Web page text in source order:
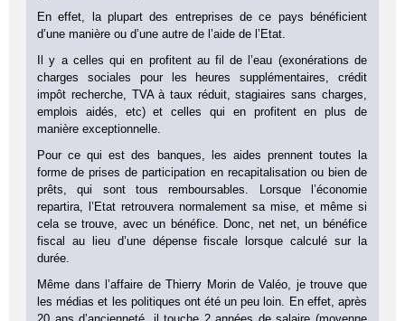
En effet, la plupart des entreprises de ce pays bénéficient
d’une manière ou d’une autre de l’aide de l’Etat.
Il y a celles qui en profitent au fil de l’eau (exonérations de
charges sociales pour les heures supplémentaires, crédit
impôt recherche, TVA à taux réduit, stagiaires sans charges,
emplois aidés, etc) et celles qui en profitent en plus de
manière exceptionnelle.
Pour ce qui est des banques, les aides prennent toutes la
forme de prises de participation en recapitalisation ou bien de
prêts, qui sont tous remboursables. Lorsque l’économie
repartira, l’Etat retrouvera normalement sa mise, et même si
cela se trouve, avec un bénéfice. Donc, net net, un bénéfice
fiscal au lieu d’une dépense fiscale lorsque calculé sur la
durée.
Même dans l’affaire de Thierry Morin de Valéo, je trouve que
les médias et les politiques ont été un peu loin. En effet, après